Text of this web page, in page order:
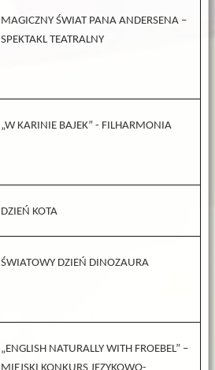
MAGICZNY ŚWIAT PANA ANDERSENA –
SPEKTAKL TEATRALNY
„W KARINIE BAJEK” - FILHARMONIA
DZIEŃ KOTA
ŚWIATOWY DZIEŃ DINOZAURA
„ENGLISH NATURALLY WITH FROEBEL” –